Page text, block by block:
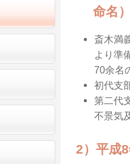
命名
斎木満
より準
70余名
初代支
第二代
不景気
2）平成